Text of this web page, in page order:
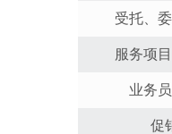
受托、
服务项
业务
促